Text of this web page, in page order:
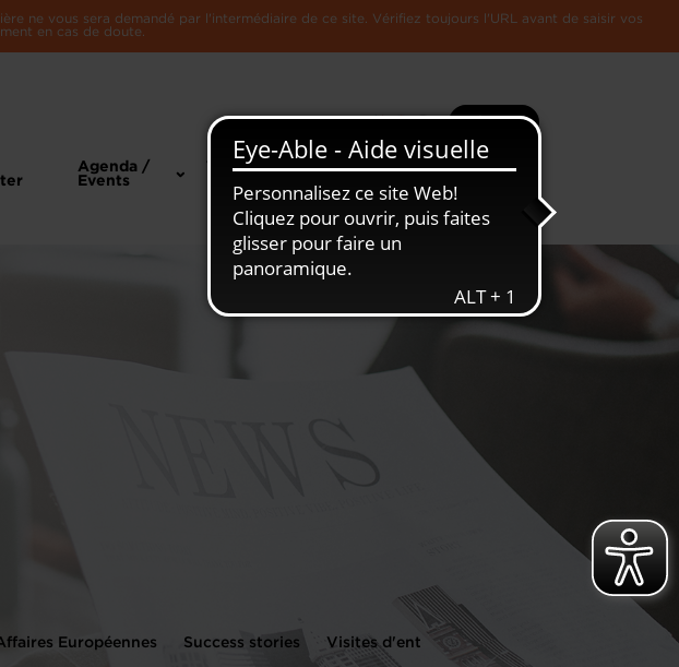
ne vous sera demandé par l'intermédiaire de ce site. Vérifiez toujours l'URL avant de saisir vos
en cas de doute.
Recherche Plus
Agenda /
Events
Toute
L'Economie
Européennes Success stories Visites d'entreprises